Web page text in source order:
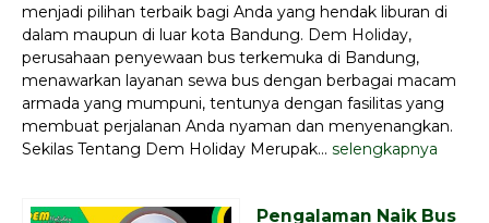
menjadi pilihan terbaik bagi Anda yang hendak liburan di
dalam maupun di luar kota Bandung. Dem Holiday,
perusahaan penyewaan bus terkemuka di Bandung,
menawarkan layanan sewa bus dengan berbagai macam
armada yang mumpuni, tentunya dengan fasilitas yang
membuat perjalanan Anda nyaman dan menyenangkan.
Sekilas Tentang Dem Holiday Merupak... selengkapnya
Pengalaman Naik Bus